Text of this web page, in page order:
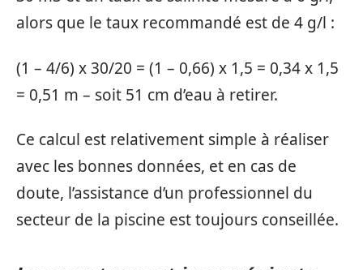
alors que le taux recommandé est de 4 g/l :
(1 – 4/6) x 30/20 = (1 – 0,66) x 1,5 = 0,34 x 1,5
= 0,51 m – soit 51 cm d’eau à retirer.
Ce calcul est relativement simple à réaliser
avec les bonnes données, et en cas de
doute, l’assistance d’un professionnel du
secteur de la piscine est toujours conseillée.